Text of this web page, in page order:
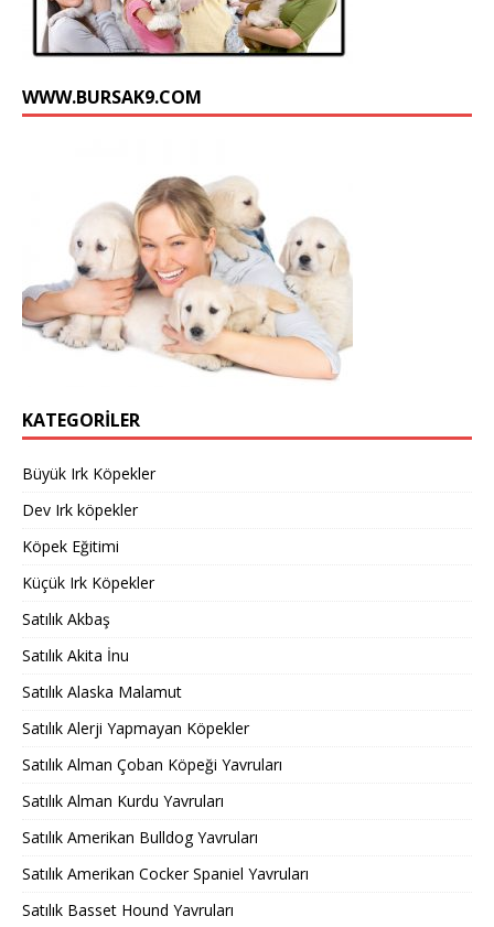
n
n
e
WWW.BURSAK9.COM
KATEGORILER
Büyük Irk Köpekler
Dev Irk köpekler
Köpek Eğitimi
Küçük Irk Köpekler
Satılık Akbaş
Satılık Akita İnu
Satılık Alaska Malamut
Satılık Alerji Yapmayan Köpekler
Satılık Alman Çoban Köpeği Yavruları
Satılık Alman Kurdu Yavruları
Satılık Amerikan Bulldog Yavruları
Satılık Amerikan Cocker Spaniel Yavruları
Satılık Basset Hound Yavruları